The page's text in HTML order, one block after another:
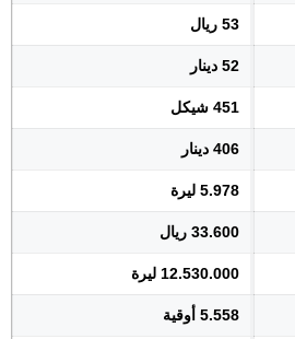
53 ريال
52 دينار
451 شيكل
406 دينار
5.978 ليرة
33.600 ريال
12.530.000 ليرة
5.558 أوقية